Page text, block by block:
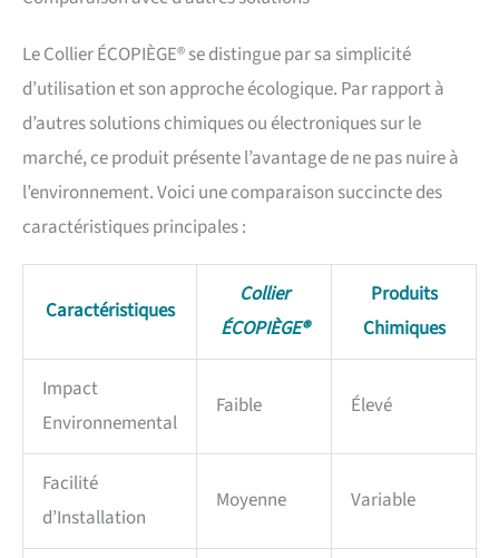
l’arbre.
ADAPTÉ AUX
JARDINS ET ESPACES
PUBLICS : solution utilisée
par particuliers,
écoles ou gestionnaires
d’espaces verts.
PIÈGE
SAISONS : dispositif robuste
pouvant être réinstallé
chaque année pendant la
période de descente des
chenilles.
CONÇU ET
FABRIQUÉ EN FRANCE :
entreprise française
contre les nuisibles.
Le Collier ÉCOPIÈGE® se distingue par sa simplicité
d’utilisation et son approche écologique. Par rapport à
d’autres solutions chimiques ou électroniques sur le
marché, ce produit présente l’avantage de ne pas nuire à
l’environnement. Voici une comparaison succincte des
caractéristiques principales :
Caractéristiques
Collier
ÉCOPIÈGE®
Produits
Chimiques
Impact
Environnemental
Faible Élevé
Facilité
d’Installation
Moyenne Variable